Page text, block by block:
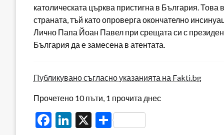
католическата църква пристигна в България.
страната, тъй като опроверга окончателно
Лично Папа Йоан Павел при срещата си с
България да е замесена в атентата.
Публикувано съгласно указанията на Fakti.bg
Прочетено 10 пъти, 1 прочита днес
Facebook
LinkedIn
X Share